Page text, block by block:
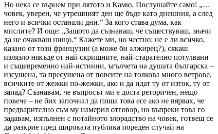
Но нека се върнем при лятото и Камю. Послушайте само! „…
човек, уверен, че утрешният ден ще бъде като днешния, а след
него и всички останали дни.“ За кого става дума, как
мислите? И още: „Защото да съзнаваш, че съществуваш, значи
да не очакваш нищо.“ Кажете ми, но честно: не е ли всичко,
казано от този французин (а може би алжирец?), сякаш
излязло някъде от най-скришните, най-старателно потулвани
и същевременно най-истинни, ъгълчета на душата българска –
изсушена, та пресушена от повеите на толкова много ветрове,
всичките от жежки по-жежки, ако и да идат ту от изток, ту от
запад? Съзнавам, че въпросът ми е доста реторичен, нещо
повече – не бих започнал да пиша това есе ако не вярвах, че
предварително съм му намерил отговор, но въпреки това го
задавам, изпълнен с потайното злорадство на човек, готвещ се
да разкрие пред широката публика пореден случай на